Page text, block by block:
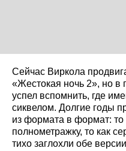
Сейчас Виркола
«Жестокая ночь 2», но
успел вспомнить, где
сиквелом. Долгие годы
из формата в формат: то
полнометражку, то как
тихо заглохли обе